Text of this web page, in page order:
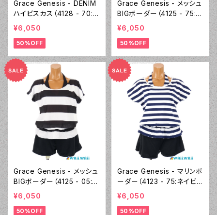
Grace Genesis - DENIM
ハイビスカス（4128 - 70:ブ
ルー）
¥6,050
50%OFF
Grace Genesis - メッシュ
BIGボーダー（4125 - 75:ネ
イビーブルー）
¥6,050
50%OFF
Grace Genesis - メッシュ
BIGボーダー（4125 - 05:ブ
ラック）
¥6,050
50%OFF
Grace Genesis - マリンボ
ーダー（4123 - 75:ネイビ
ーブルー）
¥6,050
50%OFF